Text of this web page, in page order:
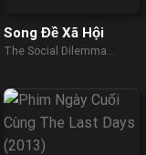
Song Đề Xã Hội
The Social Dilemma